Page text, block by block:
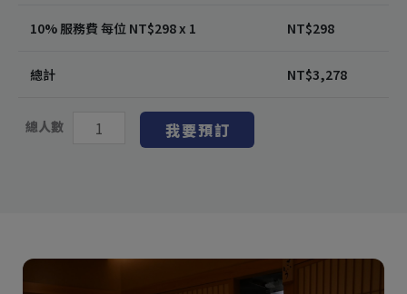
10% 服務費 每位 NT$298x 1 NT$298
總計 NT$3,278
總人數 我要預訂